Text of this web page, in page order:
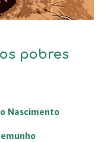
pobres
Nascimento